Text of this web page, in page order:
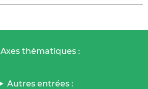
Axes thématiques :
Autres entrées :